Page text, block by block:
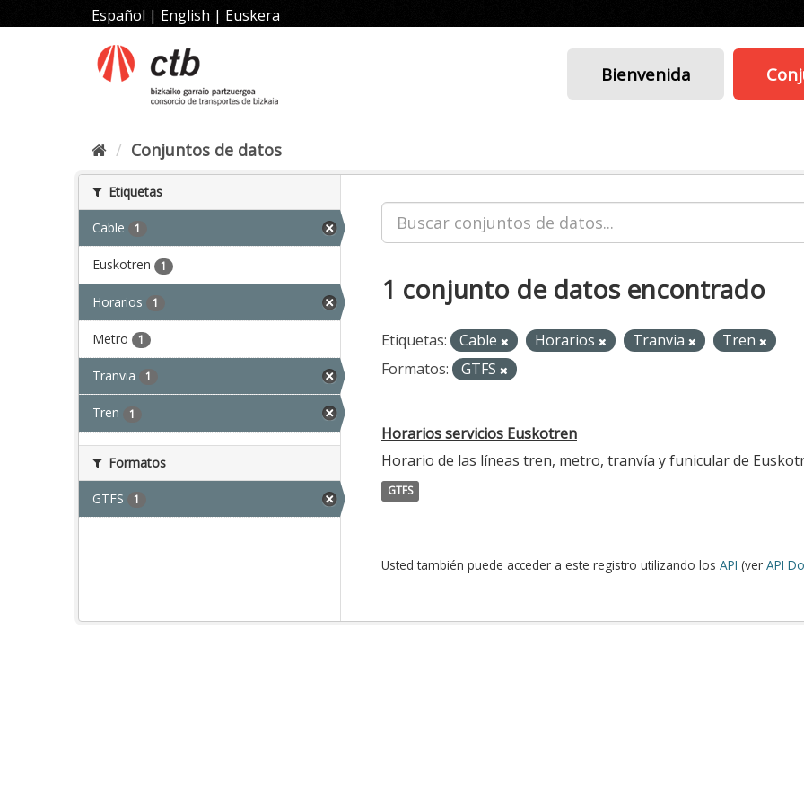
al
Español | English | Euskera
Bienvenida
Conjuntos de datos
Etiquetas
Cable 1
Euskotren 1
Horarios 1
Metro 1
Tranvia 1
Tren 1
Formatos
GTFS 1
1 conjunto de datos encontrado
Etiquetas: Cable Horarios Tranvia
Tren
Formatos:
GTFS
Horarios servicios Euskotren
Horario de las líneas tren, metro, tranvía y funicular de
GTFS
Usted también puede acceder a este registro utilizando los API (ver API